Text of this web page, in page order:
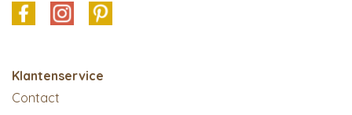
Klantenservice
Contact